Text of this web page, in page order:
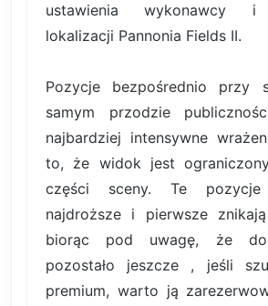
ustawienia wykonawcy i
lokalizacji Pannonia Fields II.
Pozycje bezpośrednio przy
samym przodzie
najbardziej intensywne
to, że widok jest
części sceny. Te
najdroższe i pierwsze
biorąc pod uwagę, że do
pozostało jeszcze , jeśli
premium, warto ją